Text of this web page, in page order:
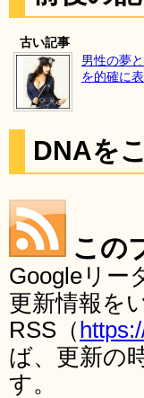
古い記事
男性の夢
を的確に
DNAを
この
Googleリー
更新情報を
RSS（
ば、更新の
す。